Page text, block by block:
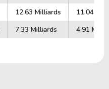
12.63 Milliards
11.04
7.33 Milliards 4.91